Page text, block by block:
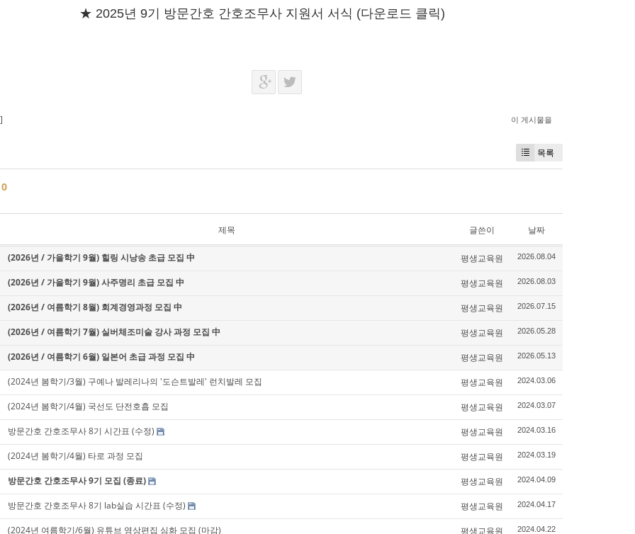
★ 2025년 9기 방문간호 간호조무사 지원서 서식 (다운로드 클릭)
] 이 게시물을
목록
0
제목 글쓴이 날짜
(2026년 / 가을학기 9월) 힐링 시낭송 초급 모집 中 평생교육원 2026.08.04
(2026년 / 가을학기 9월) 사주명리 초급 모집 中 평생교육원 2026.08.03
(2026년 / 여름학기 8월) 회계경영과정 모집 中 평생교육원 2026.07.15
(2026년 / 여름학기 7월) 실버체조미술 강사 과정 모집 中 평생교육원 2026.05.28
(2026년 / 여름학기 6월) 일본어 초급 과정 모집 中 평생교육원 2026.05.13
(2024년 봄학기/3월) 구예나 발레리나의 '도슨트발레' 런치발레 모집 평생교육원 2024.03.06
(2024년 봄학기/4월) 국선도 단전호흡 모집 평생교육원 2024.03.07
방문간호 간호조무사 8기 시간표 (수정) 평생교육원 2024.03.16
(2024년 봄학기/4월) 타로 과정 모집 평생교육원 2024.03.19
방문간호 간호조무사 9기 모집 (종료) 평생교육원 2024.04.09
방문간호 간호조무사 8기 lab실습 시간표 (수정) 평생교육원 2024.04.17
(2024년 여름학기/6월) 유튜브 영상편집 심화 모집 (마감) 평생교육원 2024.04.22